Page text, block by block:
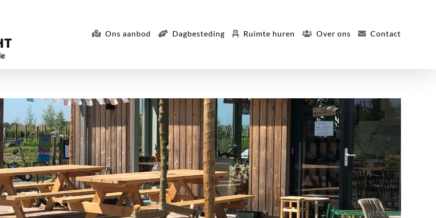
Ons aanbod Dagbesteding Ruimte huren Over ons Contact